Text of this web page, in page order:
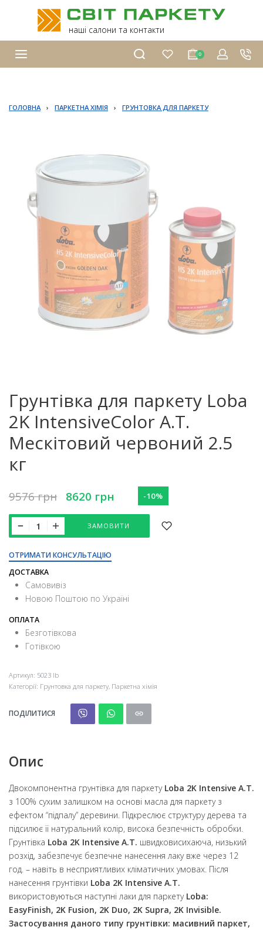
наші салони та контакти
0
ГОЛОВНА › ПАРКЕТНА ХІМІЯ › ГРУНТОВКА ДЛЯ ПАРКЕТУ
Грунтівка для паркету Loba
2K IntensiveColor A.T.
Мескітовий червоний 2.5
кг
9576грн 8620 грн -10%
ЗАМОВИТИ
ОТРИМАТИ КОНСУЛЬТАЦІЮ
ДОСТАВКА
Самовивіз
Новою Поштою по Україні
ОПЛАТА
Безготівкова
Готівкою
Артикул: 5023 lb
Категорії: Грунтовка для паркету, Паркетна хімія
ПОДІЛИТИСЯ
Опис
Двокомпонентна грунтівка для паркету Loba 2K Intensive A.T.
з 100% сухим залишком на основі масла для паркету з
ефектом “підпалу” деревини. Підкреслює структуру дерева та
підсилює її натуральний колір, висока безпечність обробки.
Грунтівка Loba 2K Intensive A.T. швидковисихаюча, низький
розхід, забезпечує безпечне нанесення лаку вже через 12
год. – навіть в несприятливих кліматичних умовах. Після
нанесення грунтівки Loba 2K Intensive A.T.
використовуються наступні лаки для паркетуLoba:
EasyFinish, 2K Fusion, 2K Duo, 2K Supra, 2K Invisible.
Застосування даного типу грунтівки: масивний паркет,